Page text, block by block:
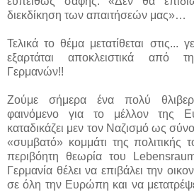
διεκδίκηση των απαιτήσεών μας»…
Τελικά το θέμα μετατίθεται στις...
εξαρτάται αποκλειστικά από
Γερμανών!!
Ζούμε σήμερα ένα πολύ
φαινόμενο για το μέλλον της
καταδικάζει μεν τον Ναζισμό ως
«συμβατό» κομμάτι της πολιτικής
περιβόητη θεωρία του
Γερμανία θέλει να επιβάλει την
σε όλη την Ευρώπη και να